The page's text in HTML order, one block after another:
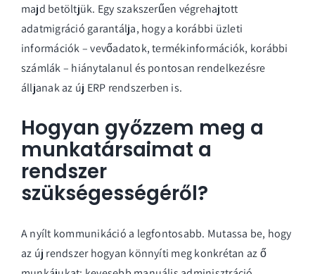
majd betöltjük. Egy szakszerűen végrehajtott
adatmigráció garantálja, hogy a korábbi üzleti
információk – vevőadatok, termékinformációk, korábbi
számlák – hiánytalanul és pontosan rendelkezésre
álljanak az új ERP rendszerben is.
Hogyan győzzem meg a
munkatársaimat a
rendszer
szükségességéről?
A nyílt kommunikáció a legfontosabb. Mutassa be, hogy
az új rendszer hogyan könnyíti meg konkrétan az ő